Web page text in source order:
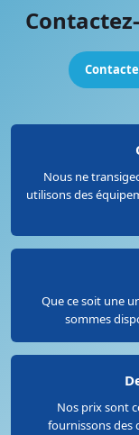
Nous ne
utilisons des
Que ce soit une
sommes
Nos prix sont
fournissons des